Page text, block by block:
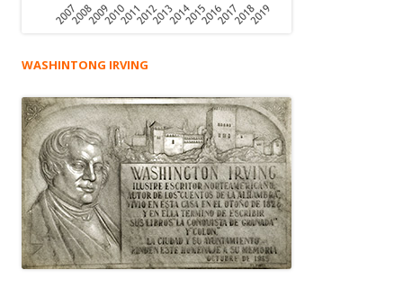
WASHINTONG IRVING